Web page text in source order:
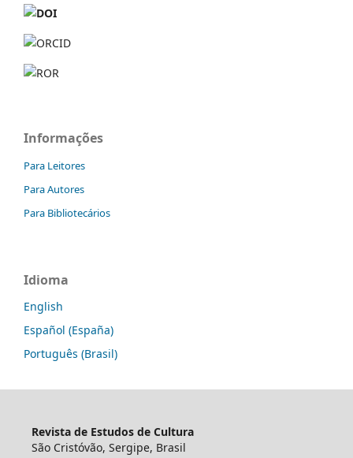
Informações
Para Leitores
Para Autores
Para Bibliotecários
Idioma
English
Español (España)
Português (Brasil)
Revista de Estudos de Cultura
São Cristóvão, Sergipe, Brasil